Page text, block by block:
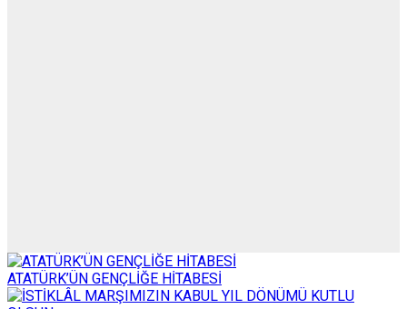
ATATÜRK’ÜN GENÇLİĞE HİTABESİ